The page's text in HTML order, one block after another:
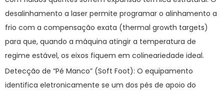
desalinhamento a laser permite programar o alinhamento a
frio com a compensação exata (thermal growth targets)
para que, quando a máquina atingir a temperatura de
regime estável, os eixos fiquem em colineariedade ideal.
Detecção de “Pé Manco” (Soft Foot): O equipamento
identifica eletronicamente se um dos pés de apoio do